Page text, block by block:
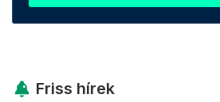
Friss hírek